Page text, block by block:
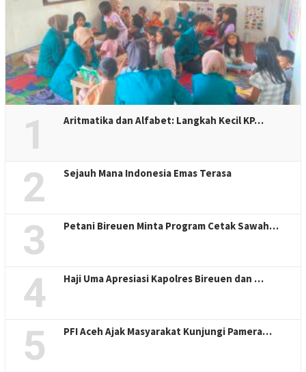
1 Aritmatika dan Alfabet: Langkah Kecil KP…
2 Sejauh Mana Indonesia Emas Terasa
3 Petani Bireuen Minta Program Cetak Sawah…
4 Haji Uma Apresiasi Kapolres Bireuen dan …
5 PFI Aceh Ajak Masyarakat Kunjungi Pamera…